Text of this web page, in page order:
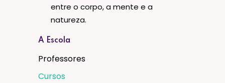
entre o corpo, a mente e a
natureza.
A Escola
Professores
Cursos